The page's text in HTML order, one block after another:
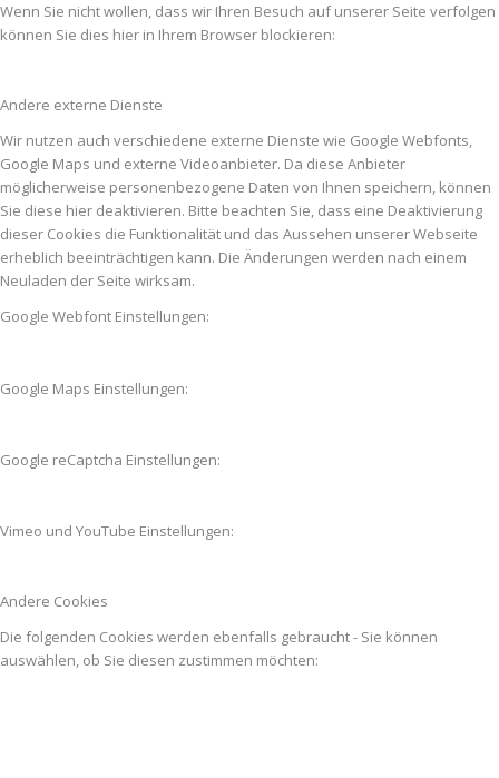
Wenn Sie nicht wollen, dass wir Ihren Besuch auf unserer Seite verfolgen
können Sie dies hier in Ihrem Browser blockieren:
Andere externe Dienste
Wir nutzen auch verschiedene externe Dienste wie Google Webfonts,
Google Maps und externe Videoanbieter. Da diese Anbieter
möglicherweise personenbezogene Daten von Ihnen speichern, können
Sie diese hier deaktivieren. Bitte beachten Sie, dass eine Deaktivierung
dieser Cookies die Funktionalität und das Aussehen unserer Webseite
erheblich beeinträchtigen kann. Die Änderungen werden nach einem
Neuladen der Seite wirksam.
Google Webfont Einstellungen:
Google Maps Einstellungen:
Google reCaptcha Einstellungen:
Vimeo und YouTube Einstellungen:
Andere Cookies
Die folgenden Cookies werden ebenfalls gebraucht - Sie können
auswählen, ob Sie diesen zustimmen möchten: